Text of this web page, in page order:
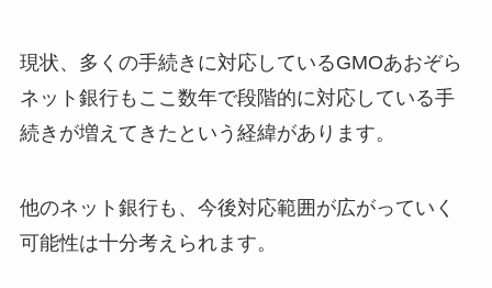
現状、多くの手続きに対応しているGMOあおぞら
ネット銀行もここ数年で段階的に対応している手
続きが増えてきたという経緯があります。
他のネット銀行も、今後対応範囲が広がっていく
可能性は十分考えられます。